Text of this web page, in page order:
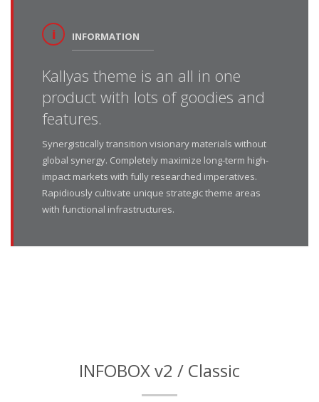
INFORMATION
Kallyas theme is an all in one
product with lots of goodies and
features.
Synergistically transition visionary materials without
global synergy. Completely maximize long-term high-
impact markets with fully researched imperatives.
Rapidiously cultivate unique strategic theme areas
with functional infrastructures.
INFOBOX v2 / Classic